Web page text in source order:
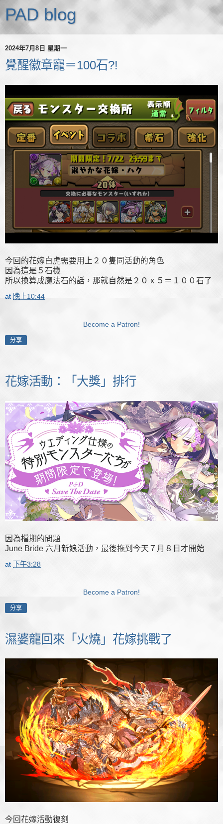
PAD blog
2024年7月8日 星期一
覺醒徽章寵＝100石?!
今回的花嫁白虎需要用上２０隻同活動的角色
因為這是５石機
所以換算成魔法石的話，那就自然是２０ x ５＝１００石了
at 晚上10:44
Become a Patron!
分享
花嫁活動：「大獎」排行
因為檔期的問題
June Bride 六月新娘活動，最後拖到今天７月８日才開始
at 下午3:28
Become a Patron!
分享
濕婆龍回來「火燒」花嫁挑戰了
今回花嫁活動復刻